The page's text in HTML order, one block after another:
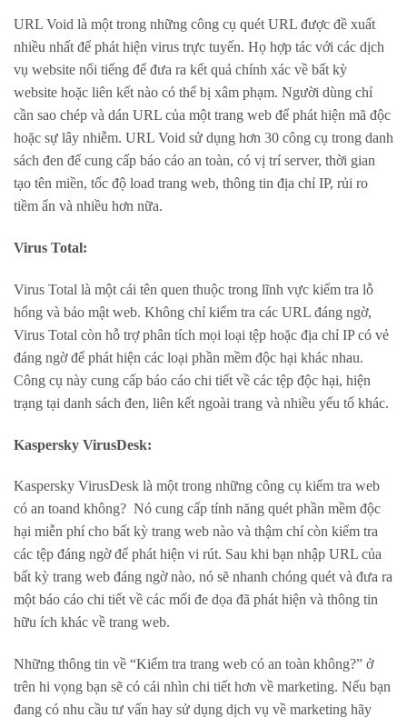
URL Void là một trong những công cụ quét URL được đề xuất
nhiều nhất để phát hiện virus trực tuyến. Họ hợp tác với các dịch
vụ website nổi tiếng để đưa ra kết quả chính xác về bất kỳ
website hoặc liên kết nào có thể bị xâm phạm. Người dùng chỉ
cần sao chép và dán URL của một trang web để phát hiện mã độc
hoặc sự lây nhiễm. URL Void sử dụng hơn 30 công cụ trong danh
sách đen để cung cấp báo cáo an toàn, có vị trí server, thời gian
tạo tên miền, tốc độ load trang web, thông tin địa chỉ IP, rủi ro
tiềm ẩn và nhiều hơn nữa.
Virus Total:
Virus Total là một cái tên quen thuộc trong lĩnh vực kiểm tra lỗ
hổng và bảo mật web. Không chỉ kiểm tra các URL đáng ngờ,
Virus Total còn hỗ trợ phân tích mọi loại tệp hoặc địa chỉ IP có vẻ
đáng ngờ để phát hiện các loại phần mềm độc hại khác nhau.
Công cụ này cung cấp báo cáo chi tiết về các tệp độc hại, hiện
trạng tại danh sách đen, liên kết ngoài trang và nhiều yếu tố khác.
Kaspersky VirusDesk:
Kaspersky VirusDesk là một trong những công cụ kiểm tra web
có an toand không? Nó cung cấp tính năng quét phần mềm độc
hại miễn phí cho bất kỳ trang web nào và thậm chí còn kiểm tra
các tệp đáng ngờ để phát hiện vi rút. Sau khi bạn nhập URL của
bất kỳ trang web đáng ngờ nào, nó sẽ nhanh chóng quét và đưa ra
một báo cáo chi tiết về các mối đe dọa đã phát hiện và thông tin
hữu ích khác về trang web.
Những thông tin về “Kiểm tra trang web có an toàn không?” ở
trên hi vọng bạn sẽ có cái nhìn chi tiết hơn về marketing. Nếu bạn
đang có nhu cầu tư vấn hay sử dụng dịch vụ về marketing hãy